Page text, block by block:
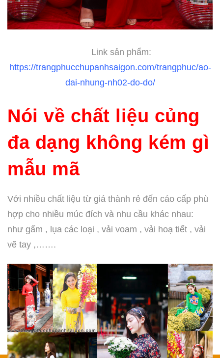
Link sản phẩm:
https://trangphucchupanhsaigon.com/trangphuc/ao-
dai-nhung-nh02-do-do/
Nói về chất liệu củng
đa dạng không kém gì
mẫu mã
Với nhiều chất liệu từ giá thành rẻ đến cáo cấp phù
hợp cho nhiều múc đích và nhu cầu khác nhau:
như gấm , lụa các loại , vải voam , vải hoạ tiết , vải
vẽ tay ,…….